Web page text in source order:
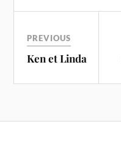
PREVIOUS
Ken et Linda